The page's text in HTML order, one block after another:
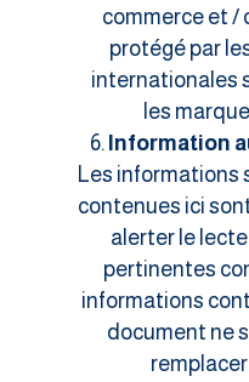
commerce et /
protégé par
internationales
les
Information
Les informations
contenues ici
alerter le
pertinentes
informations
document ne